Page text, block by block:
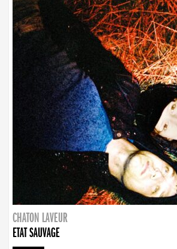
CHATON LAVEUR
ETAT SAUVAGE